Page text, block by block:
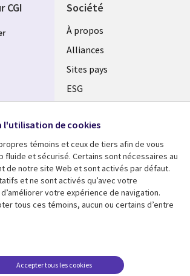
Société
À propos
Alliances
Sites pays
ESG
Fusions
Salle de presse
Support
Restrictions et
CGI
l'utilisation de cookies
témoins et ceux de tiers afin de vous
fluide et sécurisé. Certains sont nécessaires au
de notre site Web et sont activés par défaut.
et ne sont activés qu’avec votre
votre expérience de navigation.
tous ces témoins, aucun ou certains d’entre
Accepter tous les cookies